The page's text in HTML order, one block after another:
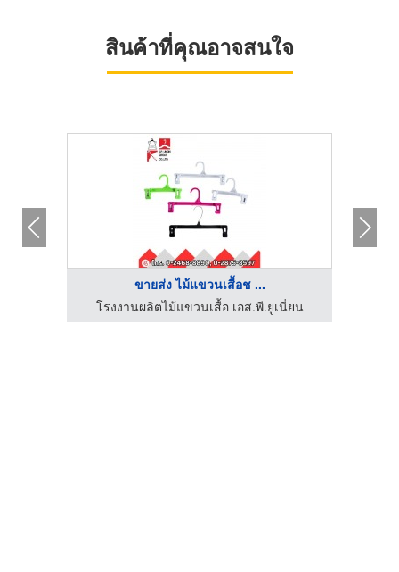
สินค้าที่คุณอาจสนใจ
ขายส่ง ไม้แขวนเสื้อช ...
โรงงานผลิตไม้แขวนเสื้อ เอส.พี.ยูเนี่ยน